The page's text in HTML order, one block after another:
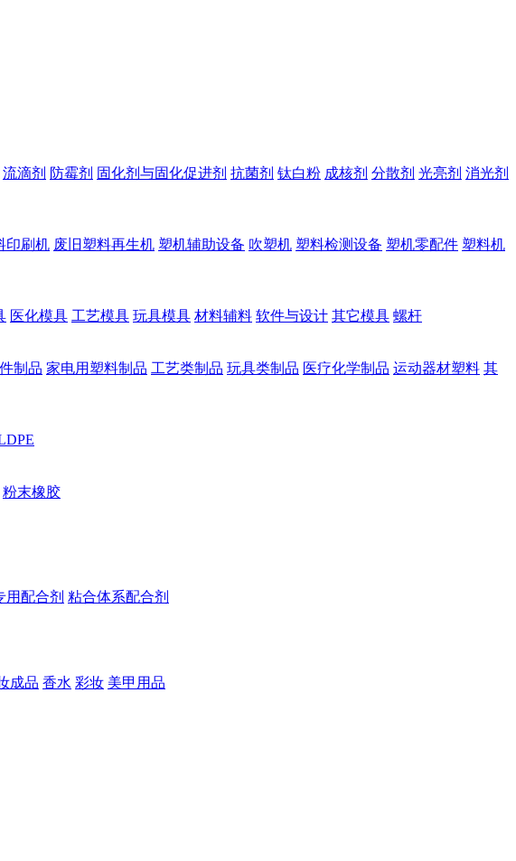
流滴剂 防霉剂 固化剂与固化促进剂 抗菌剂 钛白粉 成核剂 分散剂 光亮剂 消光剂
印刷机 废旧塑料再生机 塑机辅助设备 吹塑机 塑料检测设备 塑机零配件 塑料机
医化模具 工艺模具 玩具模具 材料辅料 软件与设计 其它模具 螺杆
制品 家电用塑料制品 工艺类制品 玩具类制品 医疗化学制品 运动器材塑料 其
粉末橡胶
用配合剂 粘合体系配合剂
成品 香水 彩妆 美甲用品